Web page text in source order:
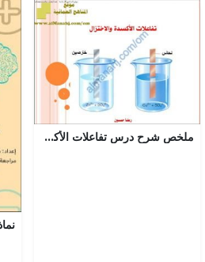
ملخص شرح درس تفاعلات الأكسدة والاختزال (كيمياء) الثاني عشر